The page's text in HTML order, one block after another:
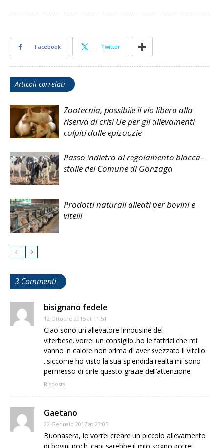
Facebook Twitter
Articoli correlati
Zootecnia, possibile il via libera alla
riserva di crisi Ue per gli allevamenti
colpiti dalle epizoozie
Passo indietro al regolamento blocca–
stalle del Comune di Gonzaga
Prodotti naturali alleati per bovini e
vitelli
3 Commenti
bisignano fedele
12 Ottobre 2015 at 11:51
Ciao sono un allevatore limousine del
viterbese..vorrei un consiglio..ho le fattrici che mi
vanno in calore non prima di aver svezzato il vitello
..siccome ho visto la sua splendida realta mi sono
permesso di dirle questo grazie dell’attenzione
Risposta
Gaetano
22 Gennaio 2017 at 23:05
Buonasera, io vorrei creare un piccolo allevamento
di bovini pochi capi sarebbe il mio sogno potrei